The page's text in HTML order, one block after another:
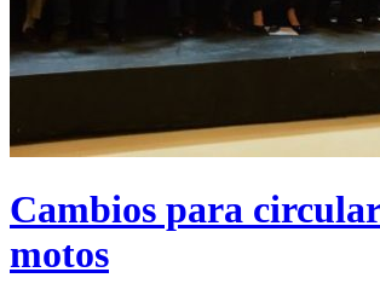
Cambios para
motos